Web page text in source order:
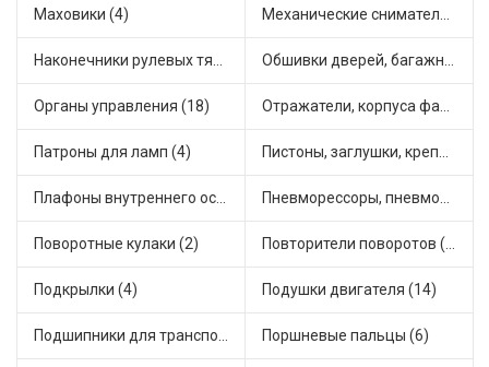
Маховики (4) Механические сниматели (1)
Наконечники рулевых тяг (30) Обшивки дверей, багажника, потолков, накладки салона (28)
Органы управления (18) Отражатели, корпуса фар и фонарей (1)
Патроны для ламп (4) Пистоны, заглушки, крепежные элементы (9)
Плафоны внутреннего освещения (1) Пневморессоры, пневмоподушки (1)
Поворотные кулаки (2) Повторители поворотов (6)
Подкрылки (4) Подушки двигателя (14)
Подшипники для транспорта (43) Поршневые пальцы (6)